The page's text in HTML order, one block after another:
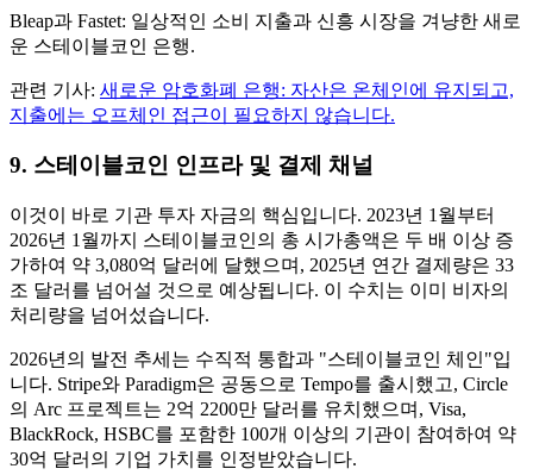
Bleap과 Fastet: 일상적인 소비 지출과 신흥 시장을 겨냥한 새로
운 스테이블코인 은행.
관련 기사: 새로운 암호화폐 은행: 자산은 온체인에 유지되고,
지출에는 오프체인 접근이 필요하지 않습니다.
9. 스테이블코인 인프라 및 결제 채널
이것이 바로 기관 투자 자금의 핵심입니다. 2023년 1월부터
2026년 1월까지 스테이블코인의 총 시가총액은 두 배 이상 증
가하여 약 3,080억 달러에 달했으며, 2025년 연간 결제량은 33
조 달러를 넘어설 것으로 예상됩니다. 이 수치는 이미 비자의
처리량을 넘어섰습니다.
2026년의 발전 추세는 수직적 통합과 "스테이블코인 체인"입
니다. Stripe와 Paradigm은 공동으로 Tempo를 출시했고, Circle
의 Arc 프로젝트는 2억 2200만 달러를 유치했으며, Visa,
BlackRock, HSBC를 포함한 100개 이상의 기관이 참여하여 약
30억 달러의 기업 가치를 인정받았습니다.